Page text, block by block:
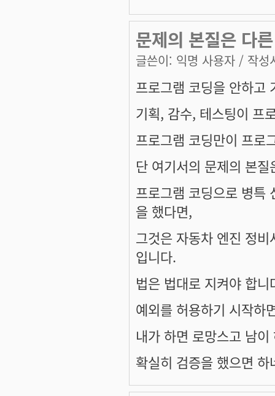
문제의 본질은 다
글쓴이: 익명 사용자 / 작성
프로그램 코딩을 안하고
기획, 감수, 테스팅이 프
프로그램 코딩만이 프로
단 여기서의 문제의 본
프로그램 코딩으로 병특
을 했다면,
그것은 자동차 엔진 정
입니다.
법은 법대로 지켜야 합니
예외를 허용하기 시작하
내가 하면 로망스고 남
확실히 검증을 했으면 하